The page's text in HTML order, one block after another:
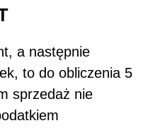
a następnie
to do obliczenia 5
sprzedaż nie